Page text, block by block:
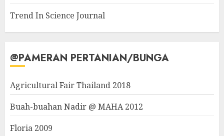
Trend In Science Journal
@PAMERAN PERTANIAN/BUNGA
Agricultural Fair Thailand 2018
Buah-buahan Nadir @ MAHA 2012
Floria 2009